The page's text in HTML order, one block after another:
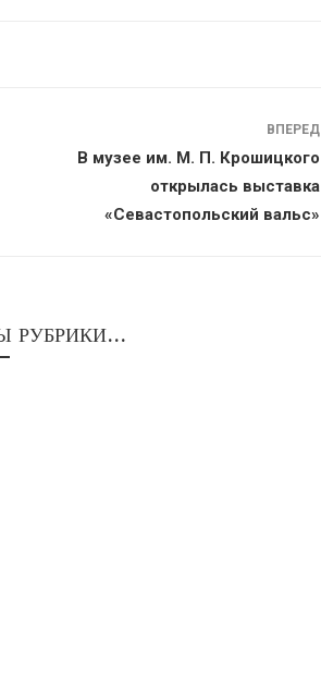
ВПЕРЕД
В музее им. М. П. Крошицкого
открылась выставка
«Севастопольский вальс»
РУБРИКИ...